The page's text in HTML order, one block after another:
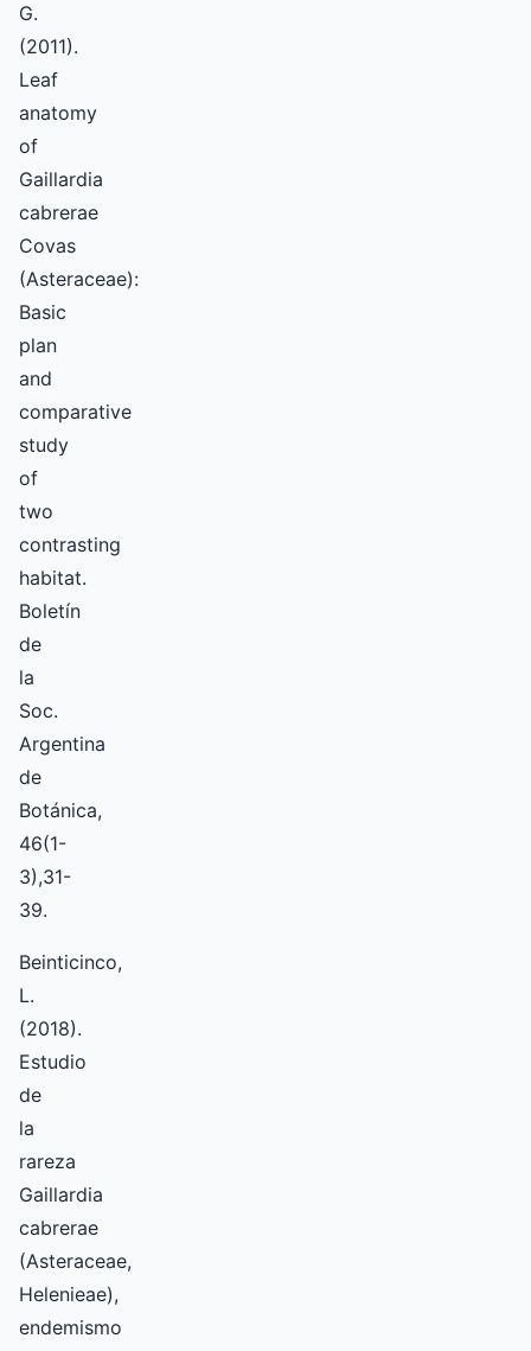
G.
(2011).
Leaf
anatomy
of
Gaillardia
cabrerae
Covas
(Asteraceae):
Basic
plan
and
comparative
study
of
two
contrasting
habitat.
Boletín
de
la
Soc.
Argentina
de
Botánica,
46(1-
3),31-
39.
Beinticinco,
L.
(2018).
Estudio
de
la
rareza
Gaillardia
cabrerae
(Asteraceae,
Helenieae),
endemismo